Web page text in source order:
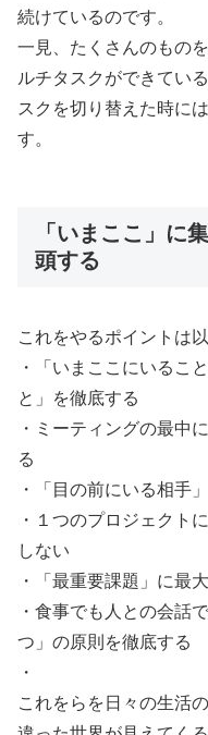
続けているのです。
一見、たくさんのもの
ルチタスクができてい
スクを切り替えた時に
す。
「いまここ」に
頭する
これをやるポイントは以
・「いまここにいるこ
と」を徹底する
・ミーティングの最中
る
・「目の前にいる相手
・１つのプロジェクト
しない
・「最重要課題」に最
・食事でも人との会話
つ」の原則を徹底する
・
これをらを日々の生活